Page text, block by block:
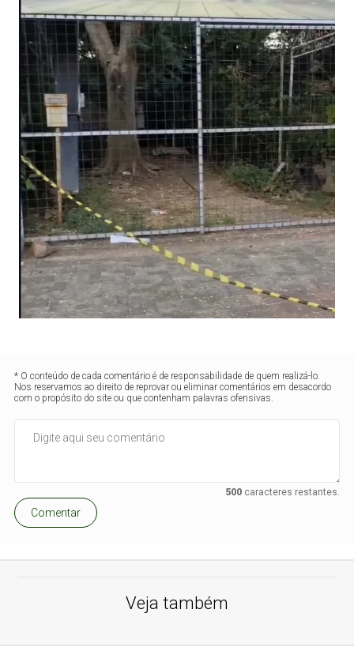
* O conteúdo de cada comentário é de responsabilidade de quem realizá-lo.
Nos reservamos ao direito de reprovar ou eliminar comentários em desacordo
com o propósito do site ou que contenham palavras ofensivas.
500caracteres restantes.
Comentar
Veja também